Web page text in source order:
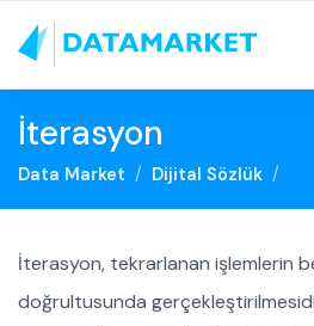
İterasyon
Data Market Dijital Sözlük
İterasyon, tekrarlanan işlemlerin
doğrultusunda